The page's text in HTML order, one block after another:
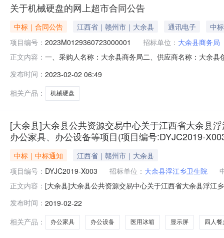
关于机械硬盘的网上超市合同公告
中标｜合同公告 江西省｜赣州市｜大余县 通讯电子
中
项目编号： 2023M0129360723000001 招标单位： 大余县商务局
正文内容： 一、采购人名称：大余县商务局二、供应商名称：大余
华为安全路由器华为/HuaweiAR161W-S台
发布时间： 2023-02-02 06:49
相关产品：
机械硬盘
[大余县]大余县公共资源交易中心关于江西省大余县
办公家具、办公设备等项目(项目编号:DYJC2019-
中标｜中标通知
江西省｜赣州市｜大余县
项目编号： DYJC2019-X003 招标单位： 大余县浮江乡卫生院
正文内容： [大余县]大余县公共资源交易中心关于江西省大余县浮江
办公室、大余县商务局办公家具、办公设备等项目（项
民政府、大余县
发布时间： 2019-02-22
相关产品：
办公家具 办公设备 医用冰箱 显示屏 四人餐